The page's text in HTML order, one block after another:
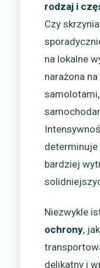
rodzaj i
Czy
na lokalne
narażona
bardziej
Niezwykle
ochrony,
delikatny i